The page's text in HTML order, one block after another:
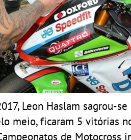
Leon Haslam sagrou-
meio, ficaram 5 vitórias
de